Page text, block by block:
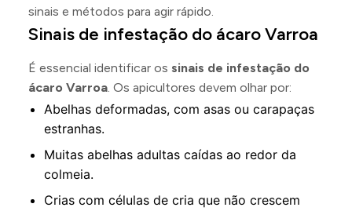
sinais e métodos para agir rápido.
Sinais de infestação do ácaro Varroa
É essencial identificar os sinais de infestação do
ácaro Varroa. Os apicultores devem olhar por:
Abelhas deformadas, com asas ou carapaças
estranhas.
Muitas abelhas adultas caídas ao redor da
colmeia.
Crias com células de cria que não crescem